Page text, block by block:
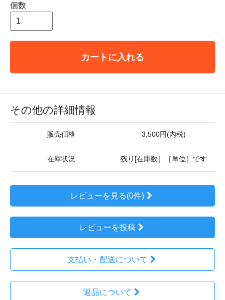
個数
カートに入れる
その他の詳細情報
販売価格 3,500円(内税)
在庫状況 残り[在庫数］［単位］です
レビューを見る(0件)
レビューを投稿
支払い・配送について
返品について